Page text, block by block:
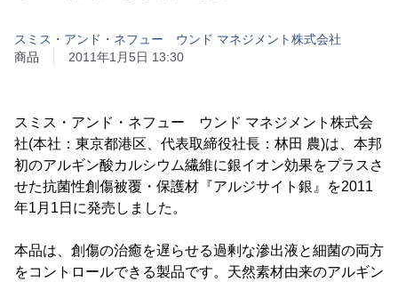
スミス・アンド・ネフュー ウンド マネジメント株式会社
商品
2011年1月5日 13:30
スミス・アンド・ネフュー ウンド マネジメント株式会
社(本社：東京都港区、代表取締役社長：林田 農)は、本邦
初のアルギン酸カルシウム繊維に銀イオン効果をプラスさ
せた抗菌性創傷被覆・保護材『アルジサイト銀』を2011
年1月1日に発売しました。
本品は、創傷の治癒を遅らせる過剰な滲出液と細菌の両方
をコントロールできる製品です。天然素材由来のアルギン